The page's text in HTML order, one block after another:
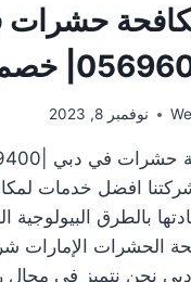
حشرات
نوفمبر 8, 2023
شركتنا افضل خدمات
بالطرق البيولوجية
الحشرات الإمارات
نحن نتميز فى